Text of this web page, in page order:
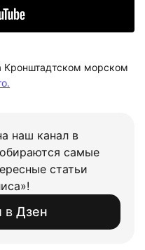
Кронштадтском морском
наш канал в
самые
статьи
в Дзен